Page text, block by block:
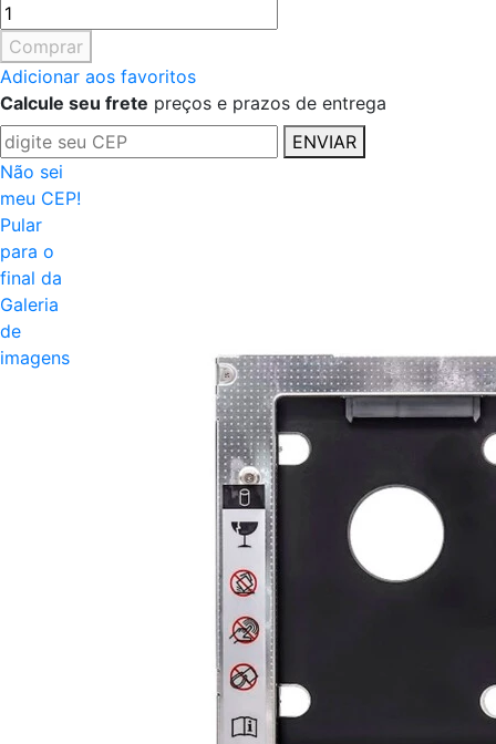
Comprar
Adicionar aos favoritos
Calcule seu frete preços e prazos de entrega
ENVIAR
Não sei
meu CEP!
Pular
para o
final da
Galeria
de
imagens